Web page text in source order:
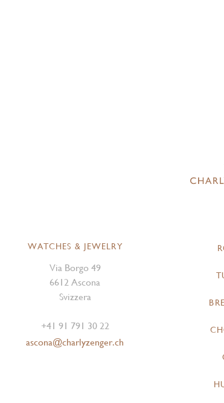
WATCHES & JEWELRY
Via Borgo 49
6612 Ascona
Svizzera
+41 91 791 30 22
ascona@charlyzenger.ch